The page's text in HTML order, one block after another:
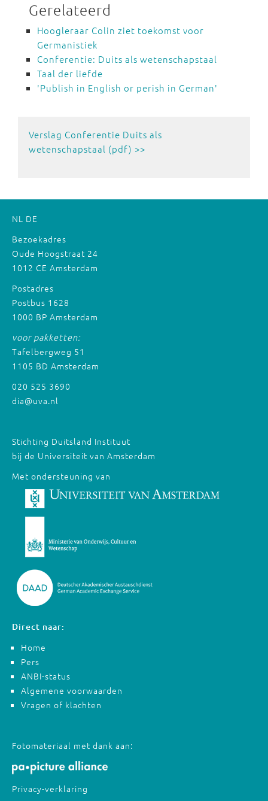
Gerelateerd
Hoogleraar Colin ziet toekomst voor
Germanistiek
Conferentie: Duits als wetenschapstaal
Taal der liefde
'Publish in English or perish in German'
Verslag Conferentie Duits als
wetenschapstaal (pdf) >>
NL DE
Bezoekadres
Oude Hoogstraat 24
1012 CE Amsterdam
Postadres
Postbus 1628
1000 BP Amsterdam
voor pakketten:
Tafelbergweg 51
1105 BD Amsterdam
020 525 3690
dia@uva.nl
Stichting Duitsland Instituut
bij de Universiteit van Amsterdam
Met ondersteuning van
Direct naar:
Home
Pers
ANBI-status
Algemene voorwaarden
Vragen of klachten
Fotomateriaal met dank aan:
Privacy-verklaring